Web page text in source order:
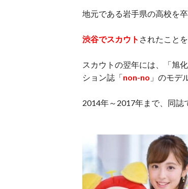
地元である岩手県の高校を卒
渋谷でスカウト されたこと
スカウトの翌年には、「旭
ション誌「non-no 」のモデ
2014年～2017年まで、同誌